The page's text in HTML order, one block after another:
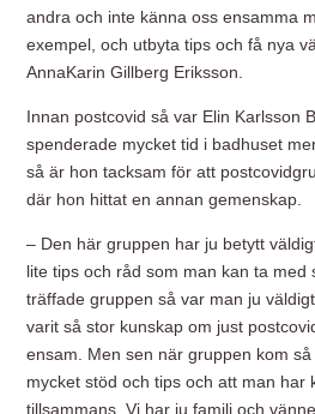
andra och inte känna oss ensamma
exempel, och utbyta tips och få nya
AnnaKarin Gillberg Eriksson.
Innan postcovid så var Elin Karlsson
spenderade mycket tid i badhuset
så är hon tacksam för att
där hon hittat en annan gemenskap.
– Den här gruppen har ju betytt
lite tips och råd som man kan ta med
träffade gruppen så var man ju
varit så stor kunskap om just
ensam. Men sen när gruppen kom
mycket stöd och tips och att man har
tillsammans. Vi har ju familj och